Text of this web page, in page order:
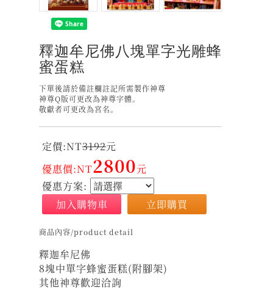
釋迦牟尼佛八塊單字光雕蜂
蜜蛋糕
下單後請於備註欄註記所需製作神尊
神尊Q版可更改為神尊字體。
敬獻者可更改為宮名。
定價:NT3192元
優惠價:NT2800元
優惠方案:
加入購物車
立即購買
商品內容/product detail
釋迦牟尼佛
8塊中單字蜂蜜蛋糕(附腳架)
其他神尊歡迎洽詢